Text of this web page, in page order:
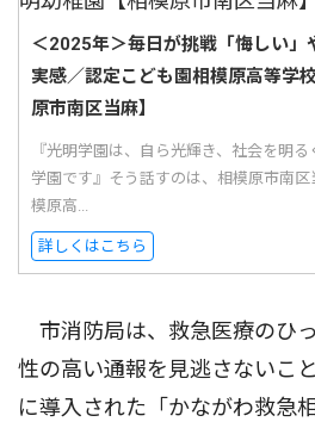
＜2025年＞毎日が挑戦「悔しい」
実感／認定こども園相模原高等学
原市南区当麻】
『光明学園は、自ら光輝き、社会を明
学園です』そう話すのは、相模原市南
模原高...
詳しくはこちら
市消防局は、救急医療のひ
性の高い通報を見逃さないこ
に導入された「かながわ救急